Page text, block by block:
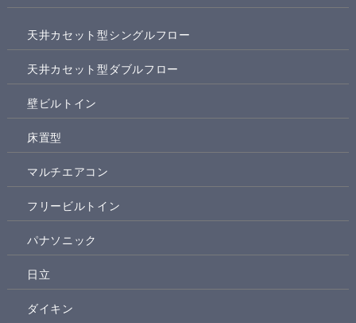
天井カセット型シングルフロー
天井カセット型ダブルフロー
壁ビルトイン
床置型
マルチエアコン
フリービルトイン
パナソニック
日立
ダイキン